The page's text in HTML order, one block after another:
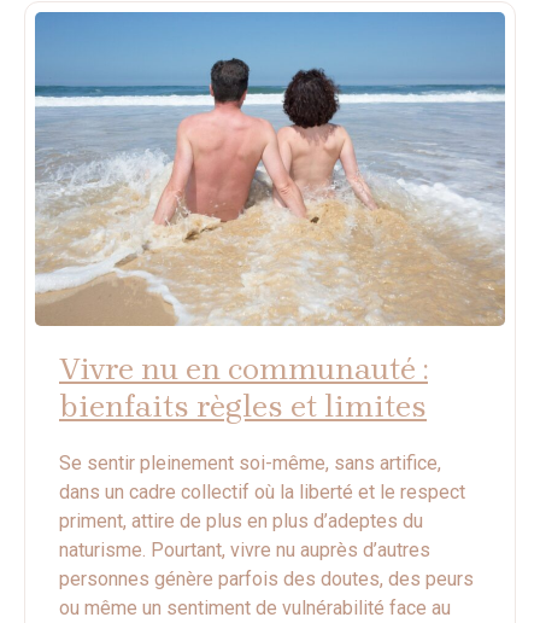
Vivre nu en communauté :
bienfaits règles et limites
Se sentir pleinement soi-même, sans artifice,
dans un cadre collectif où la liberté et le respect
priment, attire de plus en plus d’adeptes du
naturisme. Pourtant, vivre nu auprès d’autres
personnes génère parfois des doutes, des peurs
ou même un sentiment de vulnérabilité face au